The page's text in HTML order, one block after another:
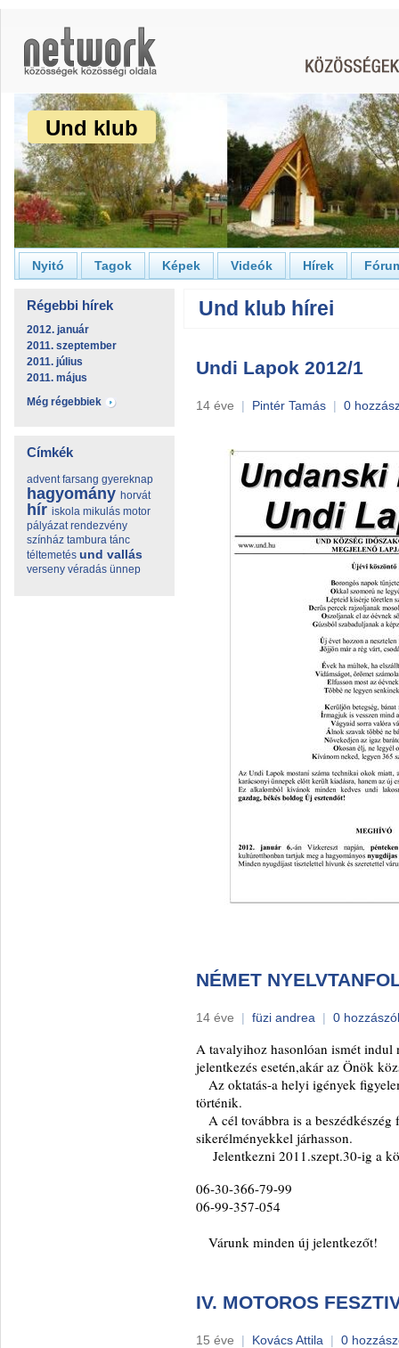
Und klub
Nyitó Tagok Képek Videók Hírek
Régebbi hírek
2012. január
2011. szeptember
2011. július
2011. május
Még régebbiek
Címkék
advent farsang gyereknap
hagyomány horvát
hír iskola mikulás motor
pályázat rendezvény
színház tambura tánc
téltemetés und vallás
verseny véradás ünnep
Und klub hírei
Undi Lapok 2012/1
14 éve | Pintér Tamás | 0
NÉMET
14 éve | füzi andrea | 0
A tavalyihoz hasonlóan ismét indul
jelentkezés esetén,akár az Önök
Az oktatás-a helyi igények
történik.
A cél továbbra is a beszédkészég
sikerélményekkel járhasson.
Jelentkezni 2011.szept.30-ig a
06-30-366-79-99
06-99-357-054
Várunk minden új jelentkezőt!
IV. MOTOROS
15 éve | Kovács Attila | 0